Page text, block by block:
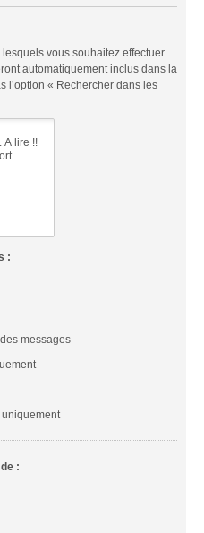
vous souhaitez effectuer
automatiquement inclus dans la
l’option « Rechercher dans les
:
messages
: